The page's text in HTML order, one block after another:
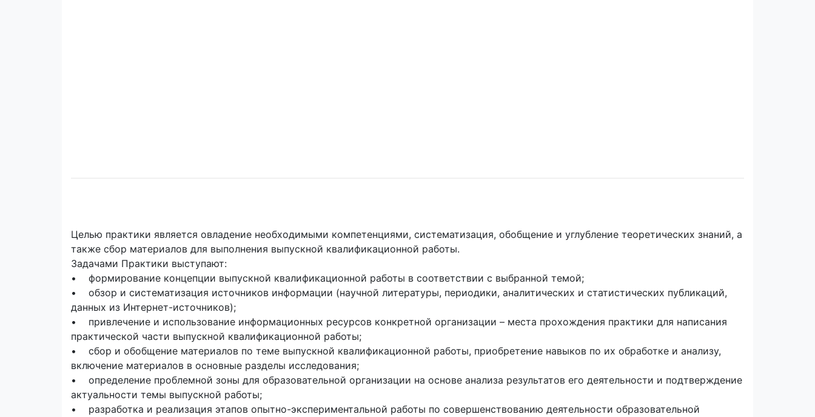
Целью практики является овладение необходимыми компетенциями, систематизация, обобщение и углубление теоретических знаний, а
также сбор материалов для выполнения выпускной квалификационной работы.
Задачами Практики выступают:
• формирование концепции выпускной квалификационной работы в соответствии с выбранной темой;
• обзор и систематизация источников информации (научной литературы, периодики, аналитических и статистических публикаций,
данных из Интернет-источников);
• привлечение и использование информационных ресурсов конкретной организации – места прохождения практики для написания
практической части выпускной квалификационной работы;
• сбор и обобщение материалов по теме выпускной квалификационной работы, приобретение навыков по их обработке и анализу,
включение материалов в основные разделы исследования;
• определение проблемной зоны для образовательной организации на основе анализа результатов его деятельности и подтверждение
актуальности темы выпускной работы;
• разработка и реализация этапов опытно-экспериментальной работы по совершенствованию деятельности образовательной